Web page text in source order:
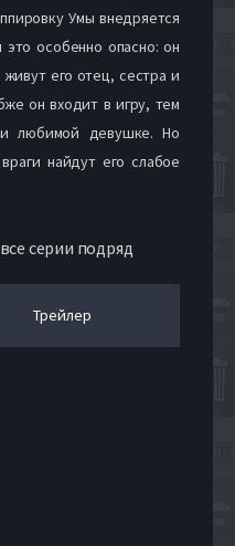
Умы внедряется
особенно опасно: он
его отец, сестра и
он входит в игру, тем
любимой девушке. Но
найдут его слабое
серии подряд
Трейлер